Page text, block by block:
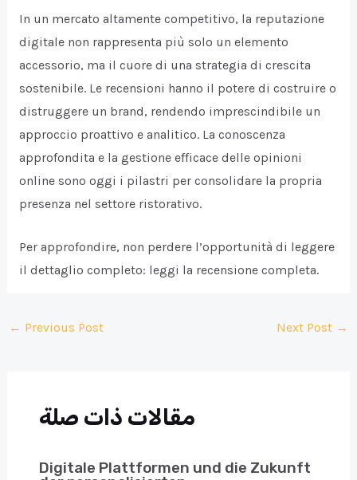
In un mercato altamente competitivo, la reputazione
digitale non rappresenta più solo un elemento
accessorio, ma il cuore di una strategia di crescita
sostenibile. Le recensioni hanno il potere di costruire o
distruggere un brand, rendendo imprescindibile un
approccio proattivo e analitico. La conoscenza
approfondita e la gestione efficace delle opinioni
online sono oggi i pilastri per consolidare la propria
presenza nel settore ristorativo.
Per approfondire, non perdere l’opportunità di leggere
il dettaglio completo: leggi la recensione completa.
Post
← Previous Post Next Post →
مقالات ذات صلة
Digitale Plattformen und die Zukunft